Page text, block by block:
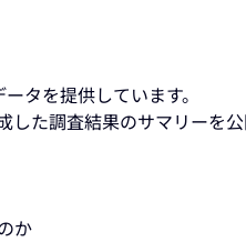
タを提供しています。
した調査結果のサマリーを
か